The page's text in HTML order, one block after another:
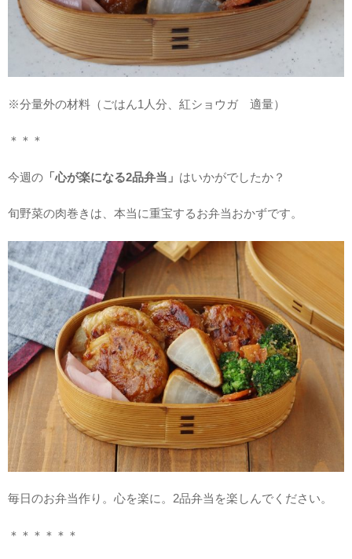
※分量外の材料（ごはん1人分、紅ショウガ 適量）
＊＊＊
今週の 「心が楽になる2品弁当」 はいかがでしたか？
旬野菜の肉巻きは、本当に重宝するお弁当おかずです。
毎日のお弁当作り。心を楽に。2品弁当を楽しんでください。
＊＊＊＊＊＊